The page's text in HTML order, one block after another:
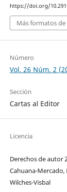
https://doi.org/
Más formatos de
Número
Vol. 26 Núm. 2
Sección
Cartas al Editor
Licencia
Derechos de autor
Cahuana-Mercado,
Wilches-Visbal